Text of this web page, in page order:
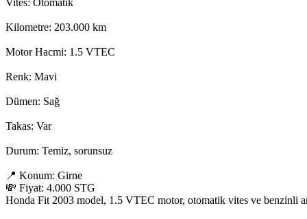
Vites: Otomatik
Kilometre: 203.000 km
Motor Hacmi: 1.5 VTEC
Renk: Mavi
Dümen: Sağ
Takas: Var
Durum: Temiz, sorunsuz
📍 Konum: Girne
💸 Fiyat: 4.000 STG
Honda Fit 2003 model, 1.5 VTEC motor, otomatik vites ve benzinli